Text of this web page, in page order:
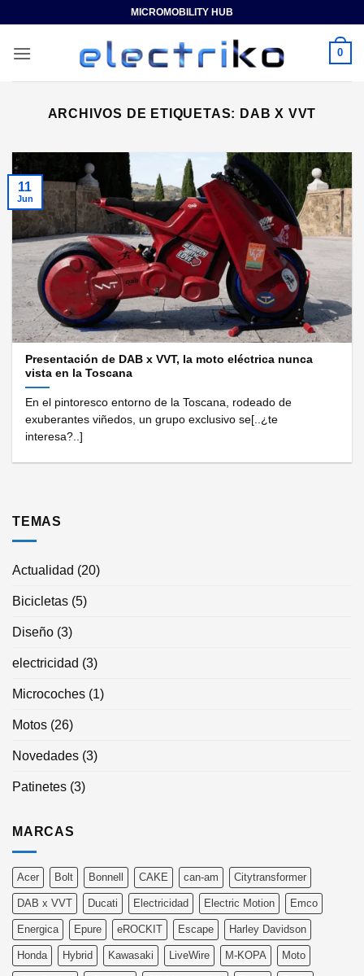
contenido
MICROMOBILITY HUB
0
ARCHIVOS DE ETIQUETAS: DAB X VVT
Presentación de DAB x VVT, la moto eléctrica nunca
vista en la Toscana
En el pintoresco entorno de la Toscana, rodeado de
exuberantes viñedos, un grupo exclusivo se[..¿te
interesa?..]
11
Jun
TEMAS
Actualidad (20)
Bicicletas (5)
Diseño (3)
electricidad (3)
Microcoches (1)
Motos (26)
Novedades (3)
Patinetes (3)
MARCAS
Acer Bolt Bonnell CAKE can-am Citytransformer
DAB x VVT Ducati Electricidad Electric Motion Emco
Energica Epure eROCKIT Escape Harley Davidson
Honda Hybrid Kawasaki LiveWire M-KOPA Moto